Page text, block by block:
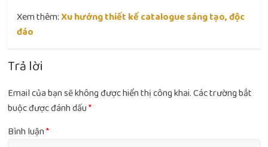
Xem thêm: Xu hướng thiết kế catalogue sáng tạo, độc
đáo
Trả lời
Email của bạn sẽ không được hiển thị công khai.Các trường bắt
buộc được đánh dấu*
Bình luận*